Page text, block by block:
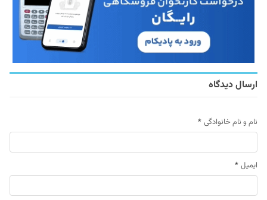
ارسال دیدگاه
نام و نام خانوادگی *
ایمیل *